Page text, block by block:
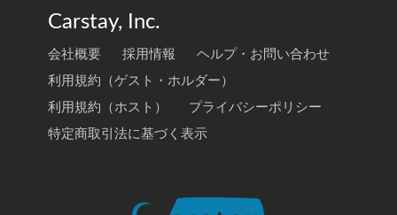
Carstay, Inc.
会社概要 採用情報
ヘルプ・お問い合わせ
利用規約（ゲスト・ホルダー）
利用規約（ホスト）
プライバシーポリシー
特定商取引法に基づく表示